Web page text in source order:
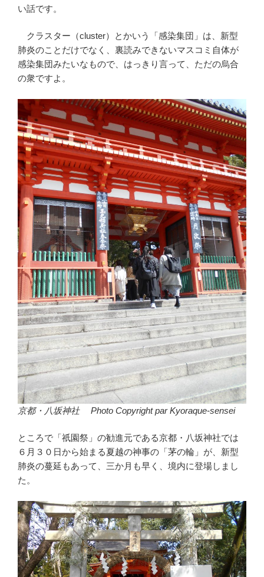
い話です。
クラスター（cluster）とかいう「感染集団」は、新型
肺炎のことだけでなく、裏読みできないマスコミ自体が
感染集団みたいなもので、はっきり言って、ただの烏合
の衆ですよ。
京都・八坂神社 Photo Copyright par Kyoraque-sensei
ところで「祇園祭」の勧進元である京都・八坂神社では
６月３０日から始まる夏越の神事の「茅の輪」が、新型
肺炎の蔓延もあって、三か月も早く、境内に登場しまし
た。